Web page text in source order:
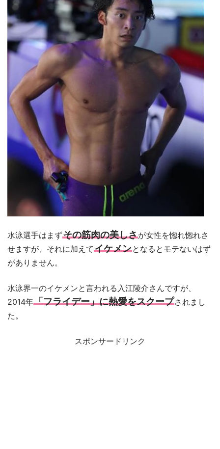
水泳選手はまずその筋肉の美しさが女性を惚れ惚れさ
せますが、それに加えてイケメンとなるとモテないはず
がありません。
水泳界一のイケメンと言われる入江陵介さんですが、
2014年「フライデー」に熱愛をスクープされまし
た。
スポンサードリンク